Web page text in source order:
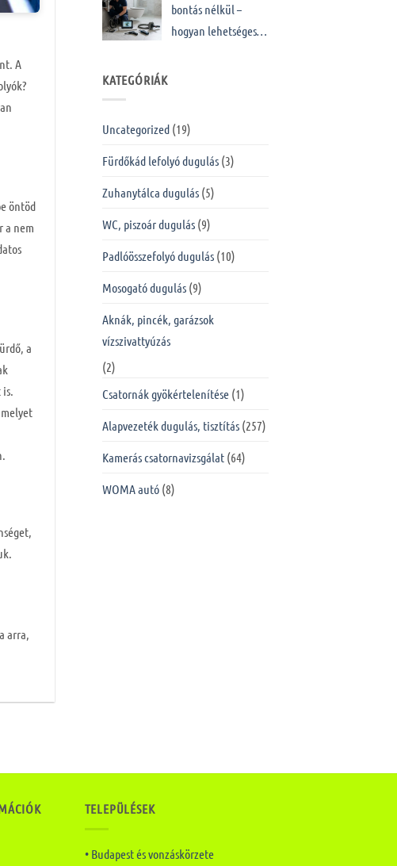
A
öntöd
a nem
a
arra,
bontás nélkül –
hogyan lehetséges…
KATEGÓRIÁK
Uncategorized (19)
Fürdőkád lefolyó dugulás (3)
Zuhanytálca dugulás (5)
WC, piszoár dugulás (9)
Padlóösszefolyó dugulás (10)
Mosogató dugulás (9)
Aknák, pincék, garázsok
vízszivattyúzás
(2)
Csatornák gyökértelenítése (1)
Alapvezeték dugulás, tisztítás (257)
Kamerás csatornavizsgálat (64)
WOMA autó (8)
TELEPÜLÉSEK
• Budapest és vonzáskörzete